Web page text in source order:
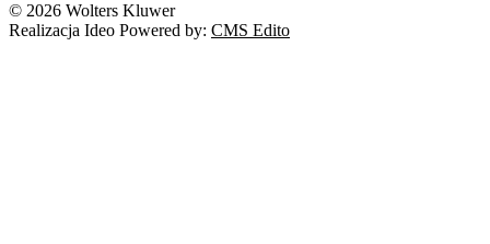
© 2026 Wolters Kluwer
Realizacja Ideo Powered by: CMS Edito